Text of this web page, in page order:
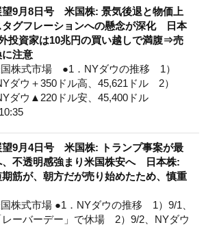
望9月8日号 米国株: 景気後退と物価上
タグフレーションへの懸念が深化 日本
投資家は10兆円の買い越しで満腹⇒売
に注意
株式市場 ●1．NYダウの推移 1）
ダウ＋350ドル高、45,621ドル 2）
ダウ▲220ドル安、45,400ドル
望9月4日号 米国株: トランプ事案が最
、不透明感強まり米国株安へ 日本株:
筋が、朝方だが売り始めたため、慎重
株式市場 ●1．NYダウの推移 1）9/1、
レーバーデー」で休場 2）9/2、NYダウ